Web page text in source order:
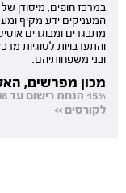
במרכז חופים, מיסודן
המעניקים ידע מקיף
מתבגרים ומבוגרים
והתערבויות לסוגיות
ובני משפחותיהם.
מכון מפרשים,
לקורסים >>